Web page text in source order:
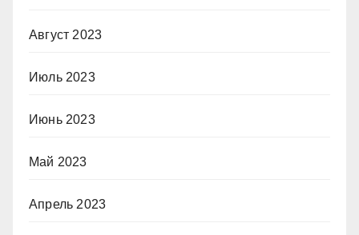
Август 2023
Июль 2023
Июнь 2023
Май 2023
Апрель 2023